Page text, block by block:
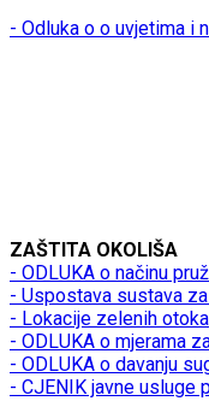
- Odluka o o uvjetima i
ZAŠTITA OKOLIŠA
- ODLUKA o načinu
- Uspostava sustava
- Lokacije zelenih otoka
- ODLUKA o mjerama
- ODLUKA o davanju
- CJENIK javne usluge